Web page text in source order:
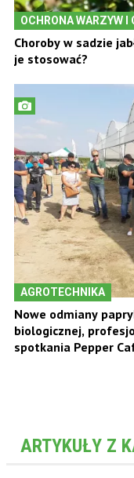
OCHRONA WARZYW I
Choroby w sadzie
je stosować?
AGROTECHNIKA
Nowe odmiany
biologicznej,
spotkania Pepper
ARTYKUŁY Z